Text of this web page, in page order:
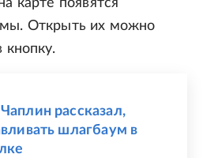
карте появятся
Открыть их можно
кнопку.
рассказал,
шлагбаум в